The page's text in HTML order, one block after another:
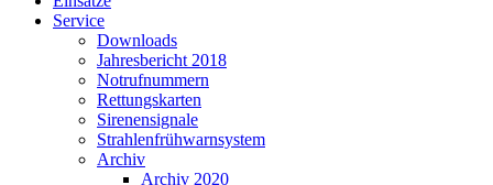
Service
Downloads
Jahresbericht 2018
Notrufnummern
Rettungskarten
Sirenensignale
Strahlenfrühwarnsystem
Archiv
Archiv 2020